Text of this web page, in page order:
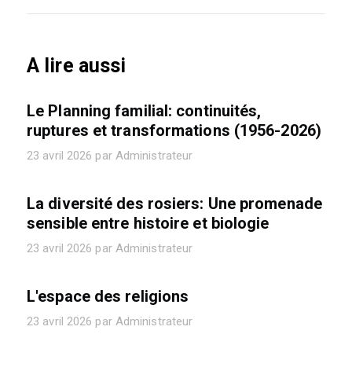
A lire aussi
Le Planning familial: continuités,
ruptures et transformations (1956-2026)
23 avril 2026 par Administrateur
La diversité des rosiers: Une promenade
sensible entre histoire et biologie
23 avril 2026 par Administrateur
L'espace des religions
23 avril 2026 par Administrateur